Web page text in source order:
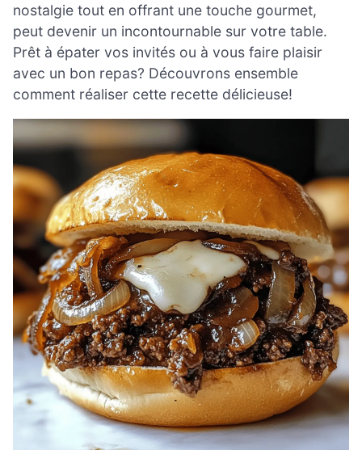
nostalgie tout en offrant une touche gourmet,
peut devenir un incontournable sur votre table.
Prêt à épater vos invités ou à vous faire plaisir
avec un bon repas? Découvrons ensemble
comment réaliser cette recette délicieuse!